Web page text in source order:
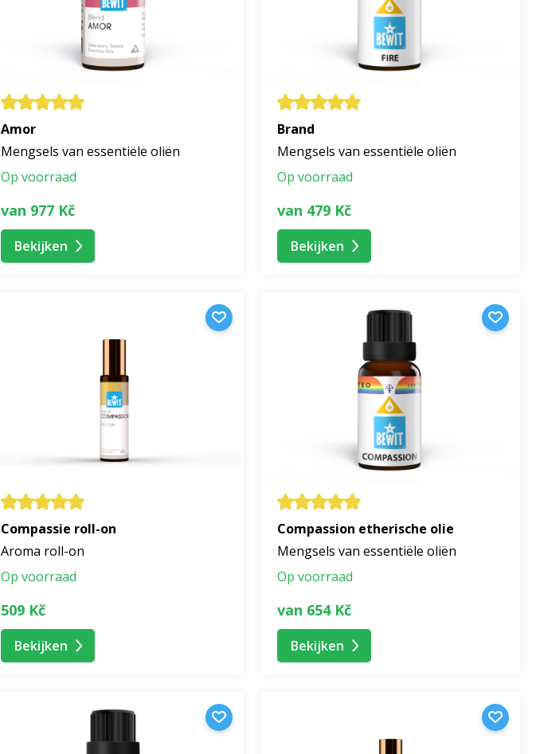
Amor
Mengsels van essentiële oliën
Op voorraad
van 977 Kč
Bekijken
Brand
Mengsels van essentiële oliën
Op voorraad
van 479 Kč
Bekijken
Compassie roll-on
Aroma roll-on
Op voorraad
509 Kč
Bekijken
Compassion etherische olie
Mengsels van essentiële oliën
Op voorraad
van 654 Kč
Bekijken